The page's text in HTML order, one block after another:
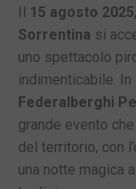
15 agosto 2025
Sorrentina si
uno spettacolo
indimenticabile. In
Federalberghi
grande evento
del territorio, con
una notte magica